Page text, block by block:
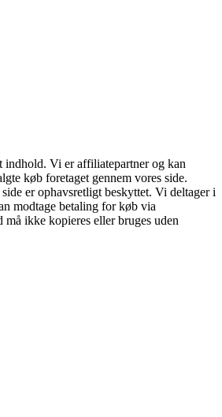
Vi er affiliatepartner og kan
køb foretaget gennem vores side.
er ophavsretligt beskyttet. Vi deltager i
modtage betaling for køb via
ikke kopieres eller bruges uden